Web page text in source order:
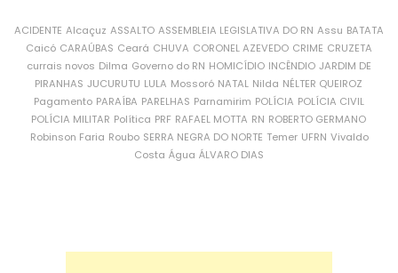
ACIDENTE Alcaçuz ASSALTO ASSEMBLEIA LEGISLATIVA DO RN Assu BATATA
Caicó CARAÚBAS Ceará CHUVA CORONEL AZEVEDO CRIME CRUZETA
currais novos Dilma Governo do RN HOMICÍDIO INCÊNDIO JARDIM DE
PIRANHAS JUCURUTU LULA Mossoró NATAL Nilda NÉLTER QUEIROZ
Pagamento PARAÍBA PARELHAS Parnamirim POLÍCIA POLÍCIA CIVIL
POLÍCIA MILITAR Política PRF RAFAEL MOTTA RN ROBERTO GERMANO
Robinson Faria Roubo SERRA NEGRA DO NORTE Temer UFRN Vivaldo
Costa Água ÁLVARO DIAS